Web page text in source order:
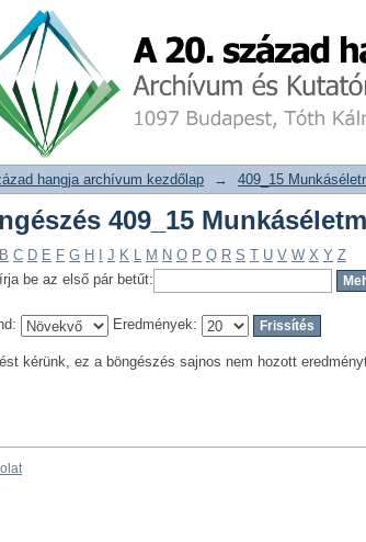
409_15
hangja archívum adattár
hangja archívum kezdőlap → 409_15
409_15
B C D E F G H J K L M N O P Q R S T U V W X Y Z
be az első pár betűt:
Eredmények:
kérünk, ez a böngészés sajnos nem hozott